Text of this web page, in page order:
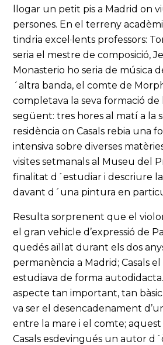
llogar un petit pis a Madrid on
persones. En el terreny
tindria excel·lents professors:
seria el mestre de composició,
Monasterio ho seria de música
´altra banda, el comte de
completava la seva formació de
següent: tres hores al matí a la
residència on Casals rebia una
intensiva sobre diverses
visites setmanals al Museu del
finalitat d´estudiar i descriure la
davant d´una pintura en
Resulta sorprenent que el
el gran vehicle d’expressió de
quedés aïllat durant els dos
permanència a Madrid; Casals el
estudiava de forma
aspecte tan important, tan bàsic
va ser el desencadenament
entre la mare i el comte;
Casals esdevingués un autor